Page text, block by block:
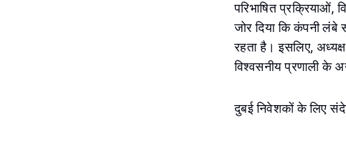
परिभाषित प्रक्रियाओं,
जोर दिया कि कंपनी
रहता है। इसलिए,
विश्वसनीय प्रणाली के
दुबई निवेशकों के लिए